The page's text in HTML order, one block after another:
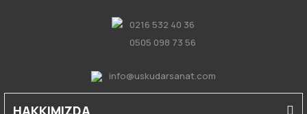
0216 532 40 36
0505 098 73 56
info@uskudarsanat.com
HAKKIMIZDA